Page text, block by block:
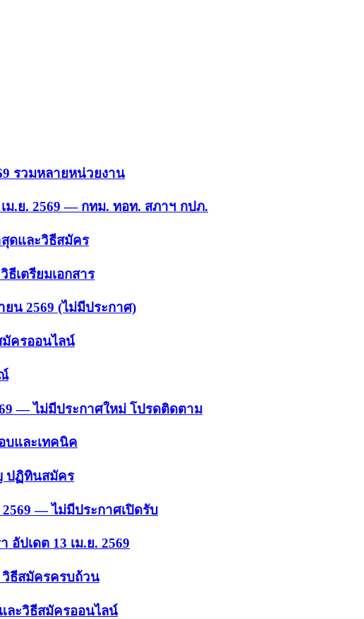
รวมหลายหน่วยงาน
ม.ย. 2569 — กทม. ทอท. สภาฯ กปภ.
ดและวิธีสมัคร
ธีเตรียมเอกสาร
น 2569 (ไม่มีประกาศ)
มัครออนไลน์
— ไม่มีประกาศใหม่ โปรดติดตาม
บและเทคนิค
ปฏิทินสมัคร
— ไม่มีประกาศเปิดรับ
อัปเดต 13 เม.ย. 2569
วิธีสมัครครบถ้วน
ละวิธีสมัครออนไลน์